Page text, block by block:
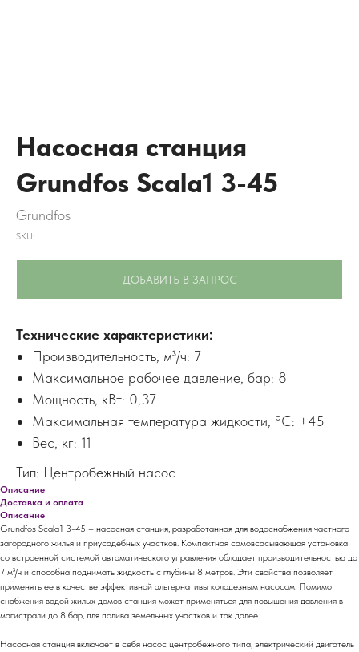
Насосная станция
Grundfos Scala1 3-45
Grundfos
SKU:
ДОБАВИТЬ В ЗАПРОС
Технические характеристики:
Производительность, м³/ч: 7
Максимальное рабочее давление, бар: 8
Мощность, кВт: 0,37
Максимальная температура жидкости, °С: +45
Вес, кг: 11
Тип: Центробежный насос
Описание
Доставка и оплата
Описание
Grundfos Scala1 3-45 – насосная станция, разработанная для водоснабжения частного
загородного жилья и приусадебных участков. Компактная самовсасывающая установка
со встроенной системой автоматического управления обладает производительностью до
7 м³/ч и способна поднимать жидкость с глубины 8 метров. Эти свойства позволяет
применять ее в качестве эффективной альтернативы колодезным насосам. Помимо
снабжения водой жилых домов станция может применяться для повышения давления в
магистрали до 8 бар, для полива земельных участков и так далее.
Насосная станция включает в себя насос центробежного типа, электрический двигатель